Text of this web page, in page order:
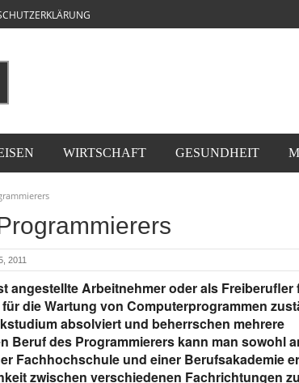
WIRTSCHAFT GESUNDHEIT
2011
angestellte Arbeitnehmer oder als Freiberufler
die Wartung von Computerprogrammen
absolviert und beherrschen mehrere
Beruf des Programmierers kann man sowohl
Fachhochschule und einer Berufsakademie
zwischen verschiedenen Fachrichtungen